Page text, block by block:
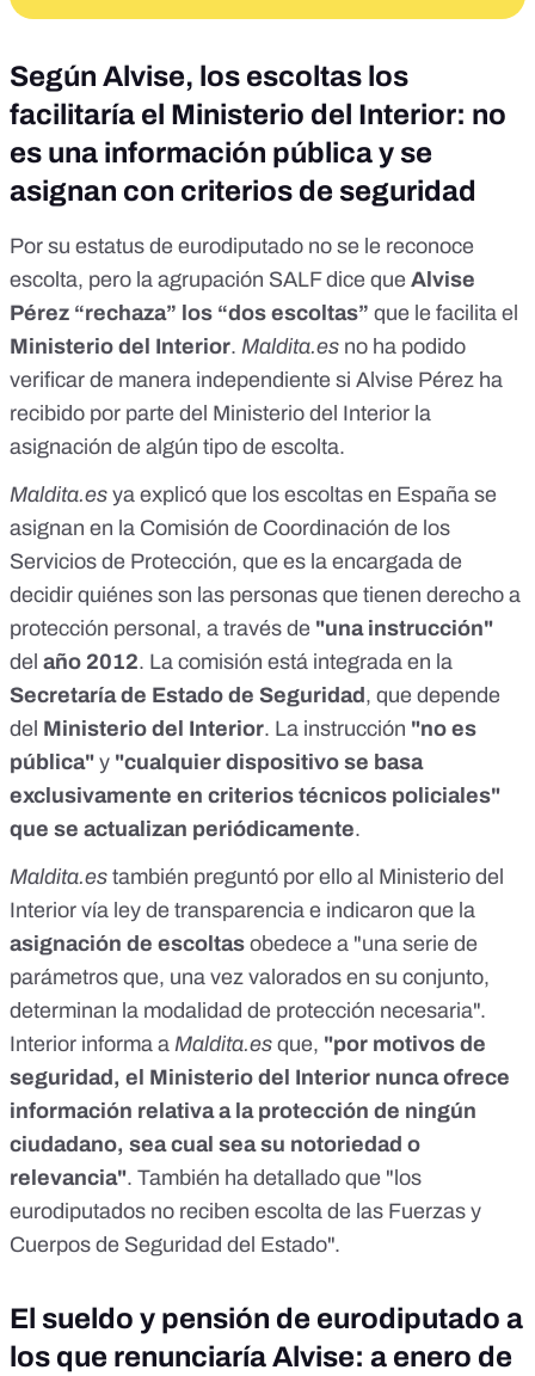
Según Alvise, los escoltas los
facilitaría el Ministerio del Interior: no
es una información pública y se
asignan con criterios de seguridad
Por su estatus de eurodiputado no se le reconoce
escolta, pero la agrupación SALF dice que Alvise
Pérez “rechaza” los “dos escoltas” que le facilita el
Ministerio del Interior. Maldita.es no ha podido
verificar de manera independiente si Alvise Pérez ha
recibido por parte del Ministerio del Interior la
asignación de algún tipo de escolta.
Maldita.es ya explicó que los escoltas en España se
asignan en la Comisión de Coordinación de los
Servicios de Protección, que es la encargada de
decidir quiénes son las personas que tienen derecho a
protección personal, a través de "una instrucción"
del año 2012. La comisión está integrada en la
Secretaría de Estado de Seguridad , que depende
del Ministerio del Interior. La instrucción "no es
pública" y "cualquier dispositivo se basa
exclusivamente en criterios técnicos policiales"
que se actualizan periódicamente.
Maldita.es también preguntó por ello al Ministerio del
Interior vía ley de transparencia e indicaron que la
asignación de escoltas obedece a "una serie de
parámetros que, una vez valorados en su conjunto,
determinan la modalidad de protección necesaria".
Interior informa a Maldita.es que, "por motivos de
seguridad, el Ministerio del Interior nunca ofrece
información relativa a la protección de ningún
ciudadano, sea cual sea su notoriedad o
relevancia". También ha detallado que "los
eurodiputados no reciben escolta de las Fuerzas y
Cuerpos de Seguridad del Estado".
El sueldo y pensión de eurodiputado a
los que renunciaría Alvise: a enero de